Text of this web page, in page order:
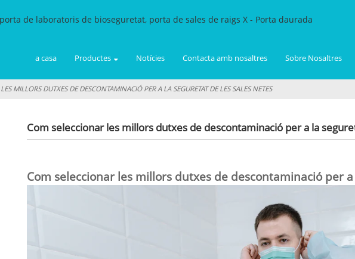
a casa Productes Notícies Contacta amb nosaltres Sobre Nosaltres
MILLORS DUTXES DE DESCONTAMINACIÓ PER A LA SEGURETAT DE LES SALES NETES
Com seleccionar les millors dutxes de descontaminació per a la
Com seleccionar les millors dutxes de descontaminació per